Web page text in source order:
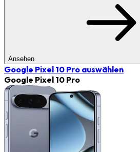
Ansehen
Google Pixel 10 Pro auswählen
Google Pixel 10 Pro